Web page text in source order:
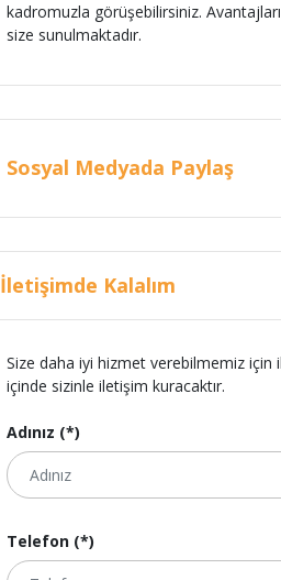
kadromuzla görüşebilirsiniz.
size sunulmaktadır.
Sosyal Medyada Paylaş
İletişimde Kalalım
Size daha iyi hizmet verebilmemiz için
içinde sizinle iletişim kuracaktır.
Adınız (*)
Telefon (*)